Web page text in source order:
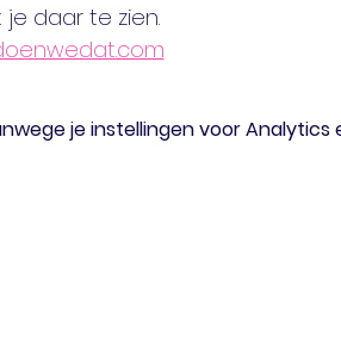
je daar te zien.
je instellingen voor